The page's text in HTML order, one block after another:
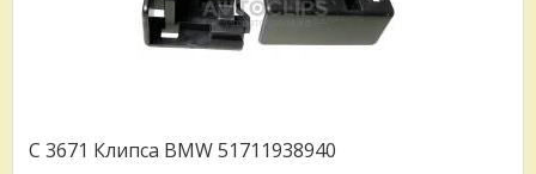
C 3671 Клипса BMW 51711938940